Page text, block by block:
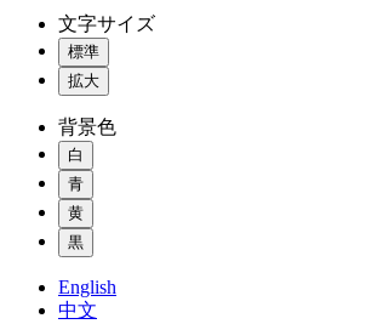
文字サイズ
標準
拡大
背景色
白
青
黄
黒
English
中文